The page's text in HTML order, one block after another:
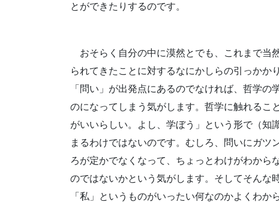
とができたりするのです。
おそらく自分の中に漠然とでも、これまで当
られてきたことに対するなにかしらの引っかか
「問い」が出発点にあるのでなければ、哲学
のになってしまう気がします。哲学に触れるこ
がいいらしい。よし、学ぼう」という形で（知
まるわけではないのです。むしろ、問いにガツ
ろが定かでなくなって、ちょっとわけがわから
のではないかという気がします。そしてそんな
「私」というものがいったい何なのかよくわ